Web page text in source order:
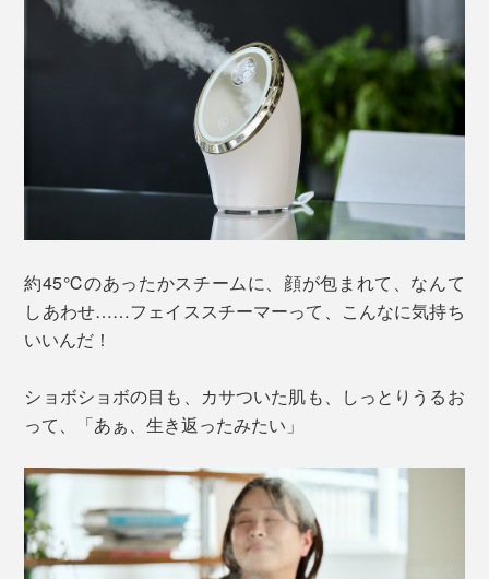
約45℃のあったかスチームに、顔が包まれて、なんて
しあわせ……フェイススチーマーって、こんなに気持ち
いいんだ！
ショボショボの目も、カサついた肌も、しっとりうるお
って、「あぁ、生き返ったみたい」